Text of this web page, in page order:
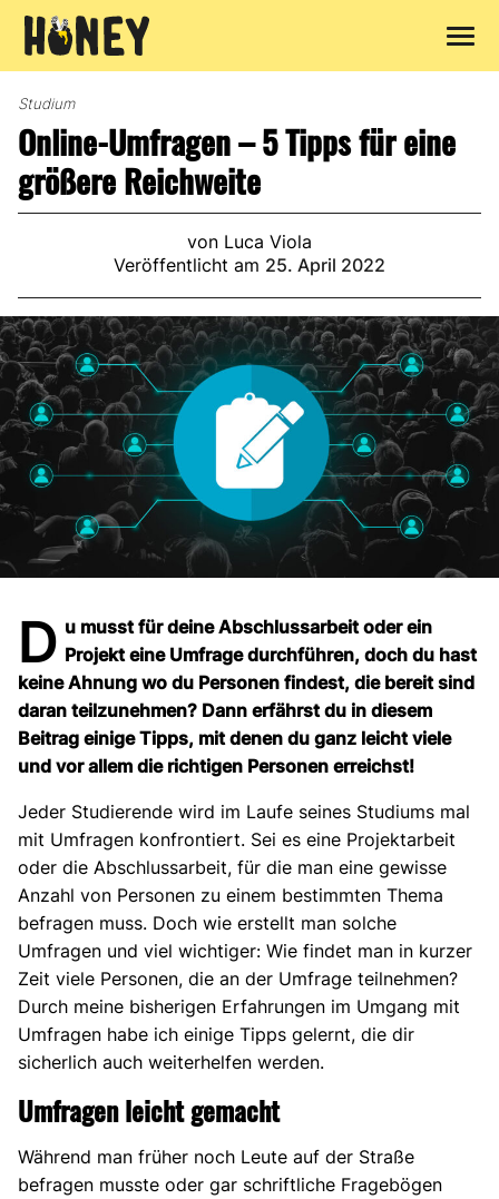
Inhalt
Studium
Online-Umfragen – 5 Tipps für eine
größere Reichweite
von Luca Viola
Veröffentlicht am 25. April 2022
D u musst für deine Abschlussarbeit oder ein
Projekt eine Umfrage durchführen, doch du hast
keine Ahnung wo du Personen findest, die bereit sind
daran teilzunehmen? Dann erfährst du in diesem
Beitrag einige Tipps, mit denen du ganz leicht viele
und vor allem die richtigen Personen erreichst!
Jeder Studierende wird im Laufe seines Studiums mal
mit Umfragen konfrontiert. Sei es eine Projektarbeit
oder die Abschlussarbeit, für die man eine gewisse
Anzahl von Personen zu einem bestimmten Thema
befragen muss. Doch wie erstellt man solche
Umfragen und viel wichtiger: Wie findet man in kurzer
Zeit viele Personen, die an der Umfrage teilnehmen?
Durch meine bisherigen Erfahrungen im Umgang mit
Umfragen habe ich einige Tipps gelernt, die dir
sicherlich auch weiterhelfen werden.
Umfragen leicht gemacht
Während man früher noch Leute auf der Straße
befragen musste oder gar schriftliche Fragebögen